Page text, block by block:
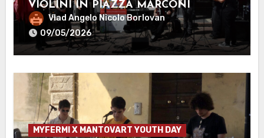
VIOLINI IN PIAZZA MARCONI
Vlad Angelo Nicolo Borlovan
09/05/2026
MYFERMI X MANTOVART YOUTH DAY